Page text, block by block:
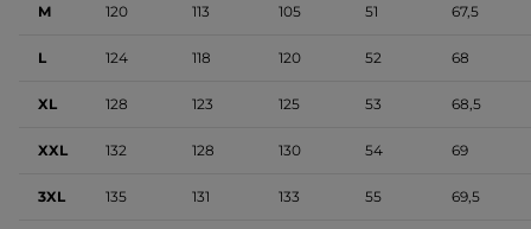
M 120 113 105 51 67,5
L 124 118 120 52 68
XL 128 123 125 53 68,5
XXL 132 128 130 54 69
3XL 135 131 133 55 69,5